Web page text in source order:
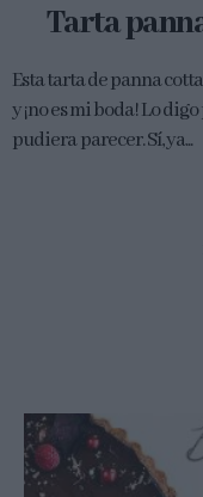
Tarta
Esta tarta de panna
y ¡no es mi boda! Lo
pudiera parecer. Sí, ya...